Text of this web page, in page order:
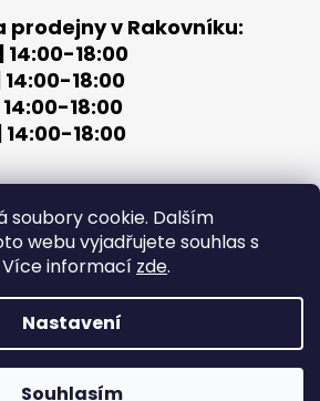
soubory cookie. Dalším
webu vyjadřujete souhlas s
Více informací zde.
Nastavení
Souhlasím
v Rakovníku:
14:00-18:00
18:00
18:00
18:00
859
| OUTDOOR - LOV. Všechna
Upravit nastavení cookies